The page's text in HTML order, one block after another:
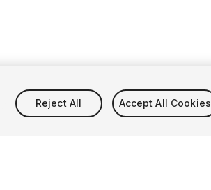
Reject All Accept All Cookies